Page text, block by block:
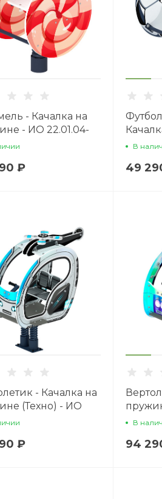
- Качалка на
- ИО 22.01.04-
₽
ИОВ
49
- Качалка на
(Техно) - ИО
03
₽
ИО
В
94